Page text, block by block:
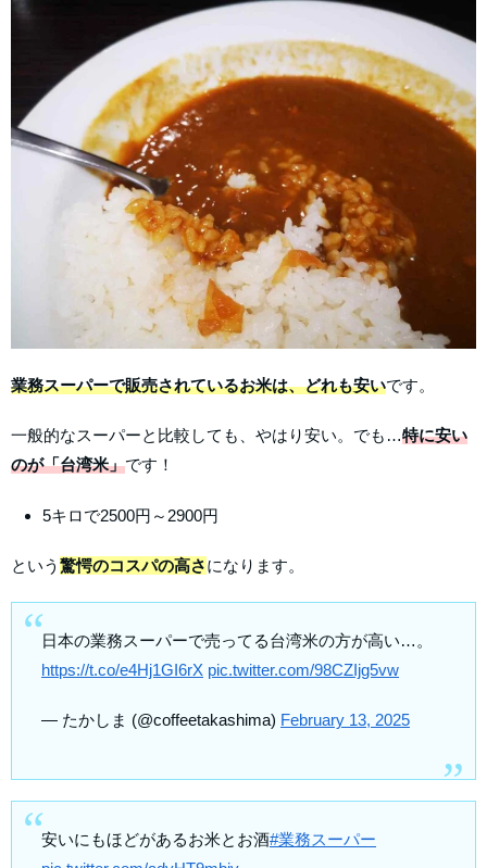
業務スーパーで販売されているお米は、どれも安いです。
一般的なスーパーと比較しても、やはり安い。でも…特に安い
のが「台湾米」です！
5キロで2500円～2900円
という 驚愕のコスパの高さになります。
日本の業務スーパーで売ってる台湾米の方が高い…。
https://t.co/e4Hj1GI6rX pic.twitter.com/98CZIjg5vw
— たかしま (@coffeetakashima) February 13, 2025
安いにもほどがあるお米とお酒#業務スーパー